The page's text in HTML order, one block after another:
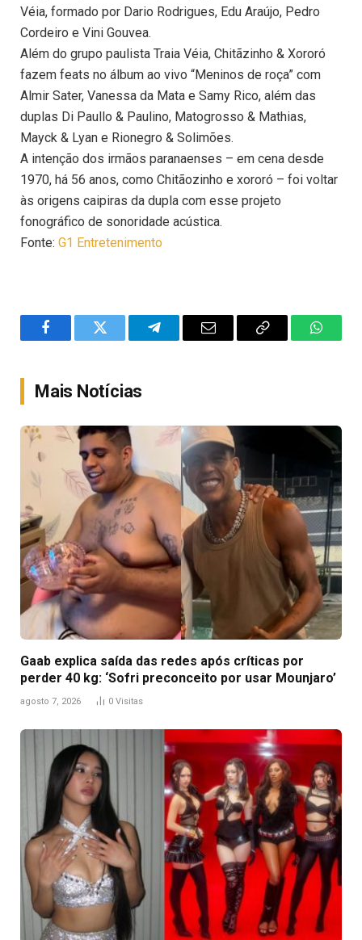
Véia, formado por Dario Rodrigues, Edu Araújo, Pedro
Cordeiro e Vini Gouvea.
Além do grupo paulista Traia Véia, Chitãzinho & Xororó
fazem feats no álbum ao vivo “Meninos de roça” com
Almir Sater, Vanessa da Mata e Samy Rico, além das
duplas Di Paullo & Paulino, Matogrosso & Mathias,
Mayck & Lyan e Rionegro & Solimões.
A intenção dos irmãos paranaenses – em cena desde
1970, há 56 anos, como Chitãozinho e xororó – foi voltar
às origens caipiras da dupla com esse projeto
fonográfico de sonoridade acústica.
Fonte: G1 Entretenimento
FacebookTwitter TelegramEmail
Copy
Mais Notícias
Gaab explica saída das redes após críticas por
perder 40 kg: ‘Sofri preconceito por usar Mounjaro’
agosto 7, 2026 0 Visitas